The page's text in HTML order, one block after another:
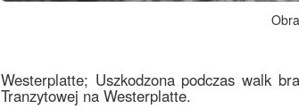
Westerplatte; Uszkodzona podczas walk
Tranzytowej na Westerplatte.